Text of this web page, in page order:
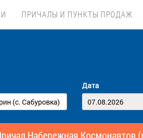
ПРИЧАЛЫ И ПУНКТЫ ПРОДАЖ
Дата
Набережная Космонавтов